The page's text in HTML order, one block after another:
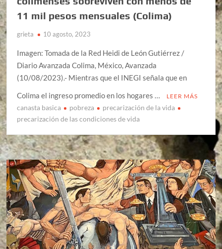
11 mil pesos mensuales (Colima)
grieta 10 agosto, 2023
Imagen: Tomada de la Red Heidi de León Gutiérrez /
Diario Avanzada Colima, México, Avanzada
(10/08/2023).- Mientras que el INEGI señala que en
Colima el ingreso promedio en los hogares …
LEER MÁS
canasta basica pobreza
precarización de la vida
precarización de las condiciones de vida